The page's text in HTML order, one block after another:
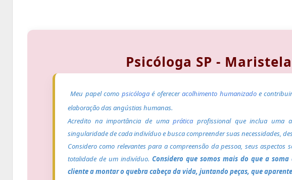
Psicóloga SP -
Meu papel como psicólogaé ofereceracolhimento humanizadoe
elaboração das angústias humanas.
Acredito na importância de umaprática profissional que inclua uma
singularidade de cada indivíduo e busca compreender suas necessidades,
Considero como relevantes para a compreensão da pessoa, seus aspectos
totalidade de um indivíduo. Considero que somos mais do que a
cliente a montar o quebra cabeça da vida, juntando peças, que